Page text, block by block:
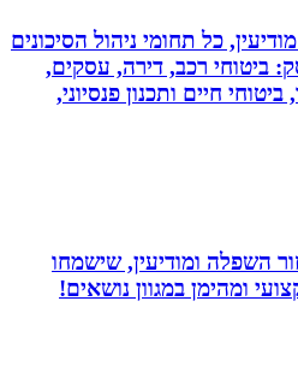
כל תחומי ניהול הסיכונים
רכב, דירה, עסקים,
חיים ותכנון פנסיוני,
ומודיעין, שישמחו
במגוון נושאים!